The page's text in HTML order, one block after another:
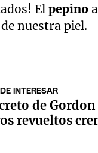
Elpepino
nuestra piel.
INTERESAR
de
revueltos